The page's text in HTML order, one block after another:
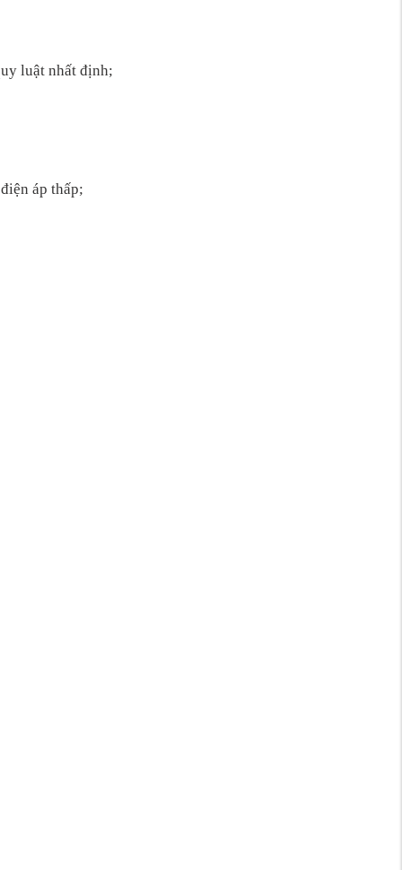
luật nhất định;
áp thấp;